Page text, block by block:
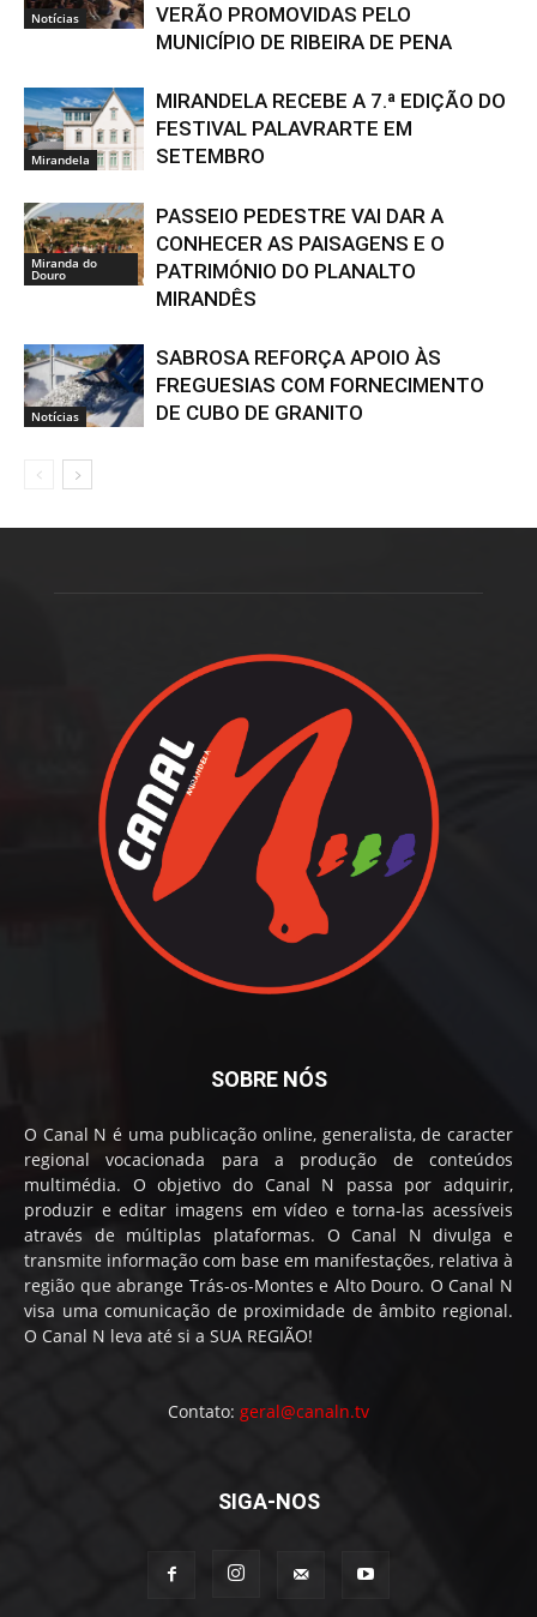
Notícias
VERÃO PROMOVIDAS PELO
MUNICÍPIO DE RIBEIRA DE PENA
Mirandela
MIRANDELA RECEBE A 7.ª EDIÇÃO DO
FESTIVAL PALAVRARTE EM
SETEMBRO
Miranda do
Douro
PASSEIO PEDESTRE VAI DAR A
CONHECER AS PAISAGENS E O
PATRIMÓNIO DO PLANALTO
MIRANDÊS
Notícias
SABROSA REFORÇA APOIO ÀS
FREGUESIAS COM FORNECIMENTO
DE CUBO DE GRANITO
SOBRE NÓS
O Canal N é uma publicação online, generalista, de caracter
regional vocacionada para a produção de conteúdos
multimédia. O objetivo do Canal N passa por adquirir,
produzir e editar imagens em vídeo e torna-las acessíveis
através de múltiplas plataformas. O Canal N divulga e
transmite informação com base em manifestações, relativa à
região que abrange Trás-os-Montes e Alto Douro. O Canal N
visa uma comunicação de proximidade de âmbito regional.
O Canal N leva até si a SUA REGIÃO!
Contato: geral@canaln.tv
SIGA-NOS